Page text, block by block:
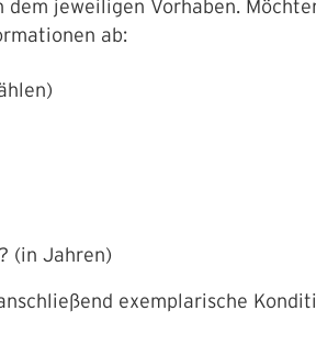
jeweiligen Vorhaben.
ab:
(in Jahren)
exemplarische